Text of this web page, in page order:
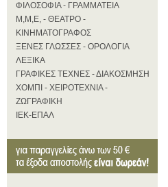
ΦΙΛΟΣΟΦΙΑ - ΓΡΑΜΜΑΤΕΙΑ
Μ,Μ,Ε, - ΘΕΑΤΡΟ -
ΚΙΝΗΜΑΤΟΓΡΑΦΟΣ
ΞΕΝΕΣ ΓΛΩΣΣΕΣ - ΟΡΟΛΟΓΙΑ
ΛΕΞΙΚΑ
ΓΡΑΦΙΚΕΣ ΤΕΧΝΕΣ - ΔΙΑΚΟΣΜΗΣΗ
ΧΟΜΠΙ - ΧΕΙΡΟΤΕΧΝΙΑ -
ΖΩΓΡΑΦΙΚΗ
ΙΕΚ-ΕΠΑΛ